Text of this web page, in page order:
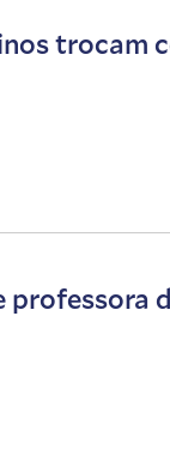
trocam
professora